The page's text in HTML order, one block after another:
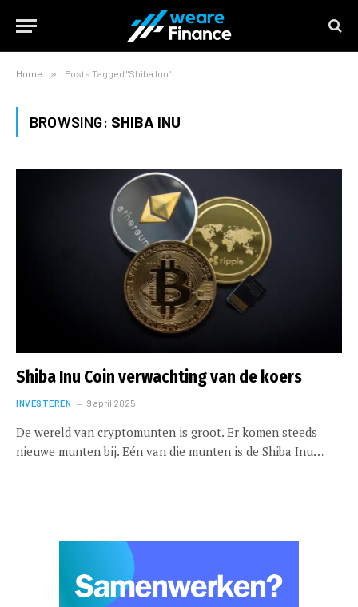
Home » Posts Tagged "Shiba Inu"
BROWSING: SHIBA INU
Shiba Inu Coin verwachting van de koers
INVESTEREN 9 april 2025
De wereld van cryptomunten is groot. Er komen steeds
nieuwe munten bij. Eén van die munten is de Shiba Inu…